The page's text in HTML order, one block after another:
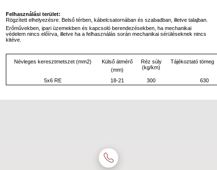
Felhasználási terület:
Rögzített elhelyezésre. Belső térben, kábelcsatornában és szabadban, illetve talajban.
Erőművekben, ipari üzemekben és kapcsoló berendezésekben, ha mechanikai
védelem nincs előírva, illetve ha a felhasználás során mechanikai sérüléseknek nincs
kitéve.
Névleges keresztmetszet (mm2)
Külső átmérő
(mm)
Réz súly
(kg/km)
Tájékoztató
5x6 RE 18-21 300 630